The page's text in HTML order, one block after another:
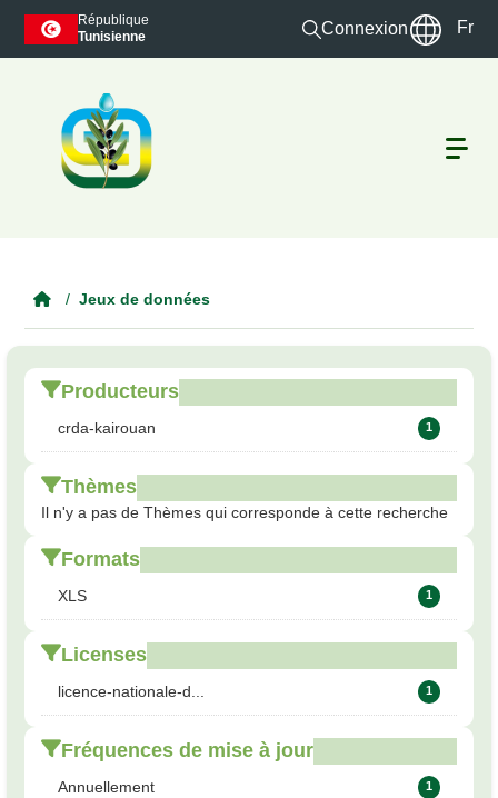
Skip to main content
République
Tunisienne
Connexion Fr
Jeux de données
Producteurs
crda-kairouan 1
Thèmes
Il n'y a pas de Thèmes qui corresponde à cette recherche
Formats
XLS 1
Licenses
licence-nationale-d... 1
Fréquences de mise à jour
Annuellement 1